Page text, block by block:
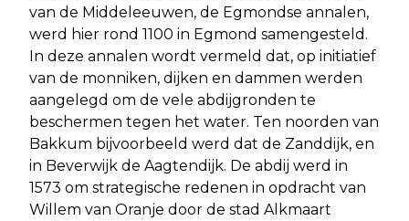
van de Middeleeuwen, de Egmondse annalen,
werd hier rond 1100 in Egmond samengesteld.
In deze annalen wordt vermeld dat, op initiatief
van de monniken, dijken en dammen werden
aangelegd om de vele abdijgronden te
beschermen tegen het water. Ten noorden van
Bakkum bijvoorbeeld werd dat de Zanddijk, en
in Beverwijk de Aagtendijk. De abdij werd in
1573 om strategische redenen in opdracht van
Willem van Oranje door de stad Alkmaart